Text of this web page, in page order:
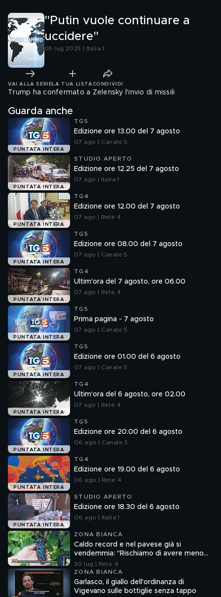
"Putin vuole continuare a
uccidere"
05 lug 2025 | Italia 1
VAI ALLA SERIE LA TUA LISTA CONDIVIDI
Trump ha confermato a Zelensky l'invio di missili
Guarda anche
PUNTATA INTERA
TG5
Edizione ore 13.00 del 7 agosto
07 ago | Canale 5
PUNTATA INTERA
STUDIO APERTO
Edizione ore 12.25 del 7 agosto
07 ago | Italia 1
PUNTATA INTERA
TG4
Edizione ore 12.00 del 7 agosto
07 ago | Rete 4
PUNTATA INTERA
TG5
Edizione ore 08.00 del 7 agosto
07 ago | Canale 5
PUNTATA INTERA
TG4
Ultim'ora del 7 agosto, ore 06.00
07 ago | Rete 4
PUNTATA INTERA
TG5
Prima pagina - 7 agosto
07 ago | Canale 5
PUNTATA INTERA
TG5
Edizione ore 01.00 del 6 agosto
07 ago | Canale 5
PUNTATA INTERA
TG4
Ultim'ora del 6 agosto, ore 02.00
07 ago | Rete 4
PUNTATA INTERA
TG5
Edizione ore 20.00 del 6 agosto
06 ago | Canale 5
PUNTATA INTERA
TG4
Edizione ore 19.00 del 6 agosto
06 ago | Rete 4
PUNTATA INTERA
STUDIO APERTO
Edizione ore 18.30 del 6 agosto
06 ago | Italia 1
ZONA BIANCA
Caldo record e nel pavese già si
vendemmia: "Rischiamo di avere meno
vino"
30 lug | Rete 4
ZONA BIANCA
Garlasco, il giallo dell'ordinanza di
Vigevano sulle bottiglie senza tappo